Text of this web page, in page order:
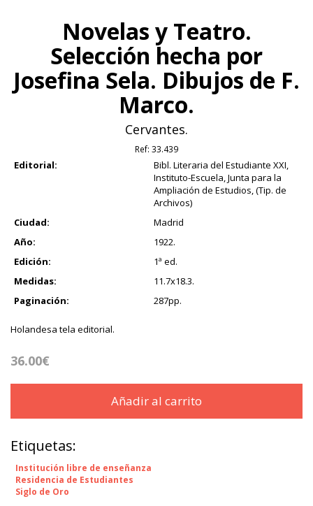
Novelas y Teatro.
Selección hecha por
Josefina Sela. Dibujos de F.
Marco.
Cervantes.
Ref: 33.439
Editorial:
Bibl. Literaria del Estudiante XXI,
Instituto-Escuela, Junta para la
Ampliación de Estudios, (Tip. de
Archivos)
Ciudad:
Madrid
Año:
1922.
Edición:
1ª ed.
Medidas:
11.7x18.3.
Paginación:
287pp.
Holandesa tela editorial.
36.00€
Añadir al carrito
Etiquetas:
Institución libre de enseñanza
Residencia de Estudiantes
Siglo de Oro